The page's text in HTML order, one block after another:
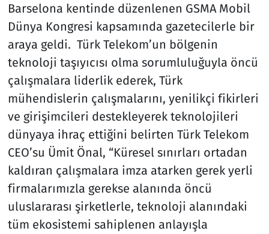
Barselona kentinde düzenlenen GSMA Mobil
Dünya Kongresi kapsamında gazetecilerle bir
araya geldi. Türk Telekom’un bölgenin
teknoloji taşıyıcısı olma sorumluluğuyla öncü
çalışmalara liderlik ederek, Türk
mühendislerin çalışmalarını, yenilikçi fikirleri
ve girişimcileri destekleyerek teknolojileri
dünyaya ihraç ettiğini belirten Türk Telekom
CEO’su Ümit Önal, “Küresel sınırları ortadan
kaldıran çalışmalara imza atarken gerek yerli
firmalarımızla gerekse alanında öncü
uluslararası şirketlerle, teknoloji alanındaki
tüm ekosistemi sahiplenen anlayışla